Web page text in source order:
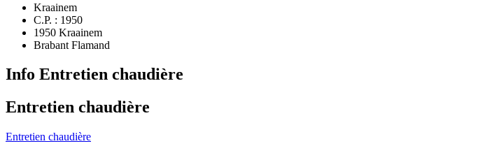
Kraainem
C.P. : 1950
1950 Kraainem
Brabant Flamand
Info Entretien chaudière
Entretien chaudière
Entretien chaudière